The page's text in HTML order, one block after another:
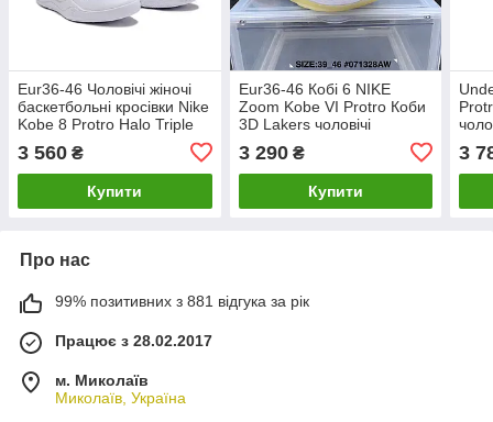
Eur36-46 Чоловічі жіночі
баскетбольні кросівки Nike
Kobe 8 Protro Halo Triple
3 560 ₴
Купити
Eur36-46 Кобі 6 NIKE
Zoom Kobe VI Protro Коби
3D Lakers чоловічі
3 290₴
Купити
3
Про нас
99% позитивних з 881 відгука за рік
Працює з 28.02.2017
м. Миколаїв
Миколаїв, Україна